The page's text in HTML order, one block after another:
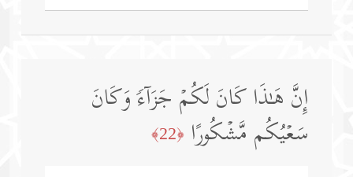
إِنَّ هَـٰذَا كَانَ لَكُمۡ جَزَاۤءࣰ وَكَانَ
سَعۡیُكُم مَّشۡكُورًا ﴿22﴾